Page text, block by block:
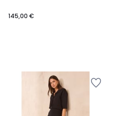
145,00 €